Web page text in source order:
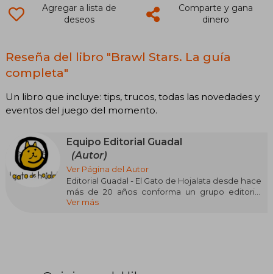
Agregar a lista de
deseos
Comparte y gana
dinero
Reseña del libro "Brawl Stars. La guía
completa"
Un libro que incluye: tips, trucos, todas las novedades y
eventos del juego del momento.
Equipo Editorial Guadal
(Autor)
Ver Página del Autor
Editorial Guadal - El Gato de Hojalata desde hace
más de 20 años conforma un grupo editorial
que busca satisfacer las necesidades
Ver más